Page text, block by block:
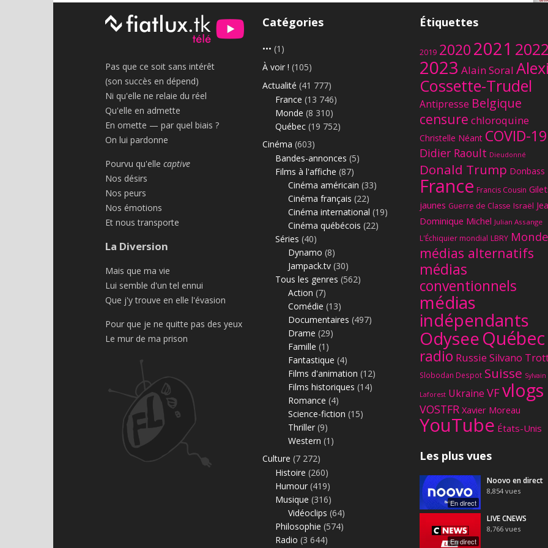
Pas que ce soit sans intérêt
(son succès en dépend)
Ni qu'elle ne relaie du réel
Qu'elle en admette
En omette — par quel biais ?
On lui pardonne
Pourvu qu'elle captive
Nos désirs
Nos peurs
Nos émotions
Et nous transporte
La Diversion
Mais que ma vie
Lui semble d'un tel ennui
Que j'y trouve en elle l'évasion
Pour que je ne quitte pas des yeux
Le mur de ma prison
Catégories
••• (1)
À voir ! (105)
Actualité (41 777)
France (13 746)
Monde (8 310)
Québec (19 752)
Cinéma (603)
Bandes-annonces (5)
Films à l'affiche (87)
Cinéma américain (33)
Cinéma français (22)
Cinéma international (19)
Cinéma québécois (22)
Séries (40)
Dynamo (8)
Jampack.tv (30)
Tous les genres (562)
Action (7)
Comédie (13)
Documentaires (497)
Drame (29)
Famille (1)
Fantastique (4)
Films d'animation (12)
Films historiques (14)
Romance (4)
Science-fiction (15)
Thriller (9)
Western (1)
Culture (7 272)
Histoire (260)
Humour (419)
Musique (316)
Vidéoclips (64)
Philosophie (574)
Radio (3 644)
Étiquettes
2019 20202021 2022
2023 Alain Soral
Cossette-Trudel
Antipresse Belgique
censure chloroquine
Christelle Néant COVID-19
Didier Raoult Dieudonné
Donald Trump Donbass
France Francis Cousin
jaunes Guerre de Classe Israël
Dominique Michel Julian Assange
L'Échiquier mondial LBRY Monde
médias alternatifs
médias
conventionnels
médias
indépendants
OdyseeQuébec
radio Russie Silvano
Slobodan Despot Suisse Sylvain
Laforest Ukraine VFvlogs
VOSTFR Xavier Moreau
YouTube États-Unis
Les plus vues
En direct
Noovo en direct
8,854 vues
En direct
LIVE CNEWS
8,766 vues